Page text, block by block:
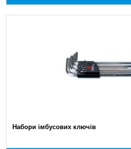
Набори імбусових ключів